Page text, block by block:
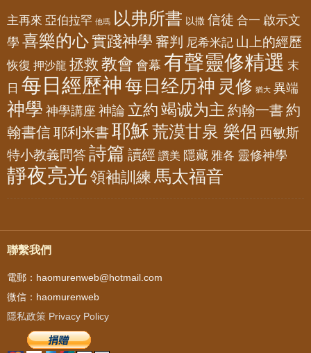
主再來 亞伯拉罕 他瑪 以弗所書 以撒 信徒 合一 啟示文
學 喜樂的心實踐神學 審判 尼希米記 山上的經歷
恢復 押沙龍 拯救 教會 會幕 有聲靈修精選 末
日 每日經歷神 每日经历神 灵修 猶大 異端
神學 神學講座 神論 立約 竭诚为主 約翰一書 約
翰書信耶利米書 耶穌荒漠甘泉 樂侶 西敏斯
特小教義問答詩篇 讀經 讚美 隱藏 雅各 靈修神學
靜夜亮光 領袖訓練 馬太福音
聯繫我們
電郵：haomurenweb@hotmail.com
微信：haomurenweb
隱私政策 Privacy Policy